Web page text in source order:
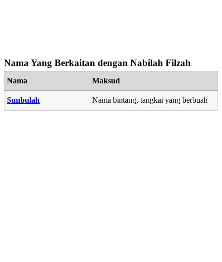
Nama Yang Berkaitan dengan Nabilah Filzah
Nama Maksud
Sunbulah Nama bintang, tangkai yang berbuah